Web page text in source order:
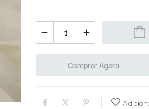
Comprar Agora